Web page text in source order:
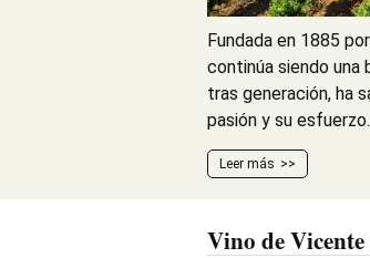
Fundada en 1885
continúa siendo una
tras generación, ha
pasión y su
Leer más
Vino de